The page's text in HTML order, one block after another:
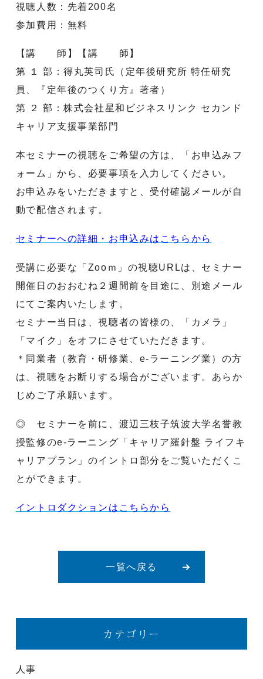
視聴人数：先着200名
参加費用：無料
【講 師】【講 師】
第 １ 部：得丸英司氏（定年後研究所 特任研究
員、『定年後のつくり方』著者）
第 ２ 部：株式会社星和ビジネスリンク セカンド
キャリア支援事業部門
本セミナーの視聴をご希望の方は、「お申込みフ
ォーム」から、必要事項を入力してください。
お申込みをいただきますと、受付確認メールが自
動で配信されます。
セミナーへの詳細・お申込みはこちらから
受講に必要な「Zooｍ」の視聴URLは、セミナー
開催日のおおむね２週間前を目途に、別途メール
にてご案内いたします。
セミナー当日は、視聴者の皆様の、「カメラ」
「マイク」をオフにさせていただきます。
＊同業者（教育・研修業、e-ラーニング業）の方
は、視聴をお断りする場合がございます。あらか
じめご了承願います。
◎ セミナーを前に、渡辺三枝子筑波大学名誉教
授監修のe-ラーニング「キャリア羅針盤 ライフキ
ャリアプラン」のイントロ部分をご覧いただくこ
とができます。
イントロダクションはこちらから
一覧へ戻る
カテゴリー
人事